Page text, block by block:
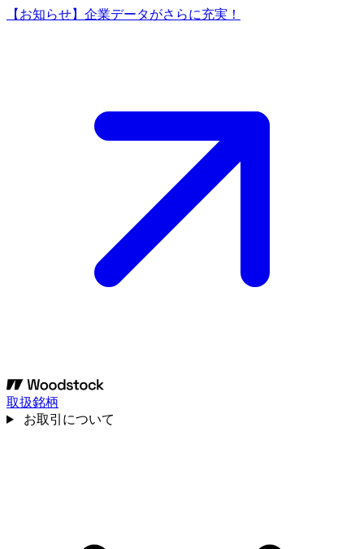
【お知らせ】企業データがさらに充実！
取扱銘柄
お取引について